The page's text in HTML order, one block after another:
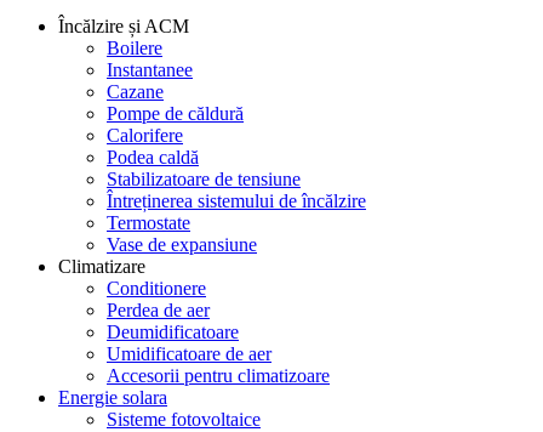
Încălzire și ACM
Boilere
Instantanee
Cazane
Pompe de căldură
Calorifere
Podea caldă
Stabilizatoare de tensiune
Întreținerea sistemului de încălzire
Termostate
Vase de expansiune
Climatizare
Conditionere
Perdea de aer
Deumidificatoare
Umidificatoare de aer
Accesorii pentru climatizoare
Energie solara
Sisteme fotovoltaice